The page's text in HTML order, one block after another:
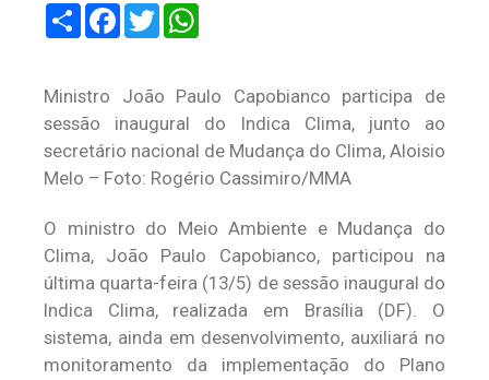
ShareFacebook
Twitter
Ministro João Paulo Capobianco participa de
sessão inaugural do Indica Clima, junto ao
secretário nacional de Mudança do Clima, Aloisio
Melo – Foto: Rogério Cassimiro/MMA
O ministro do Meio Ambiente e Mudança do
Clima, João Paulo Capobianco, participou na
última quarta-feira (13/5) de sessão inaugural do
Indica Clima, realizada em Brasília (DF). O
sistema, ainda em desenvolvimento, auxiliará no
monitoramento da implementação do Plano